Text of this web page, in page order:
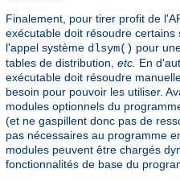
Finalement, pour tirer profit de
exécutable doit résoudre
l'appel système dlsym() pour
tables de distribution, etc. En
exécutable doit résoudre
besoin pour pouvoir les utiliser.
modules optionnels du
(et ne gaspillent donc pas de
pas nécessaires au programme
modules peuvent être chargés
fonctionnalités de base du